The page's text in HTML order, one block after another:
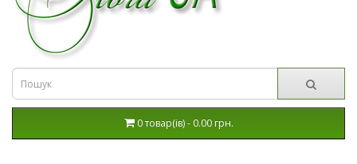
0 товар(ів) - 0.00 грн.